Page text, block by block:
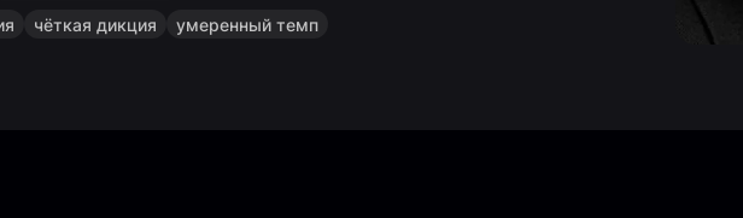
чёткая дикция умеренный темп